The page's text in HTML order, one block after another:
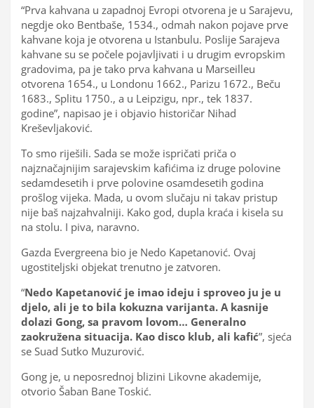
“Prva kahvana u zapadnoj Evropi otvorena je u Sarajevu,
negdje oko Bentbaše, 1534., odmah nakon pojave prve
kahvane koja je otvorena u Istanbulu. Poslije Sarajeva
kahvane su se počele pojavljivati i u drugim evropskim
gradovima, pa je tako prva kahvana u Marseilleu
otvorena 1654., u Londonu 1662., Parizu 1672., Beču
1683., Splitu 1750., a u Leipzigu, npr., tek 1837.
godine”, napisao je i objavio historičar Nihad
Kreševljaković.
To smo riješili. Sada se može ispričati priča o
najznačajnijim sarajevskim kafićima iz druge polovine
sedamdesetih i prve polovine osamdesetih godina
prošlog vijeka. Mada, u ovom slučaju ni takav pristup
nije baš najzahvalniji. Kako god, dupla kraća i kisela su
na stolu. I piva, naravno.
Gazda Evergreena bio je Nedo Kapetanović. Ovaj
ugostiteljski objekat trenutno je zatvoren.
“Nedo Kapetanović je imao ideju i sproveo ju je u
djelo, ali je to bila kokuzna varijanta. A kasnije
dolazi Gong, sa pravom lovom… Generalno
zaokružena situacija. Kao disco klub, ali kafić”, sjeća
se Suad Sutko Muzurović.
Gong je, u neposrednoj blizini Likovne akademije,
otvorio Šaban Bane Toskić.